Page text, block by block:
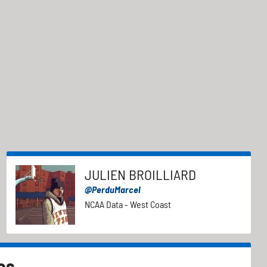
JULIEN BROILLIARD
@PerduMarcel
NCAA Data - West Coast